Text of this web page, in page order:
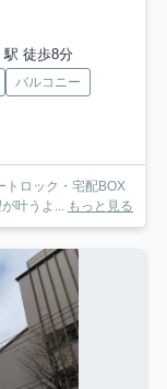
駅 徒歩8分
バルコニー
トロック・宅配BOX
叶うよ... もっと見る